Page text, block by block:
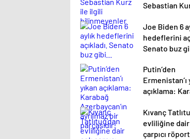
Sebastian
Joe Biden 6
hedeflerini
Senato buz
Putin’den
Ermenistan’ı
açıklama:
ayrılmaz bir
parçasıdır!
Kıvanç
evliliğine
çarpıcı